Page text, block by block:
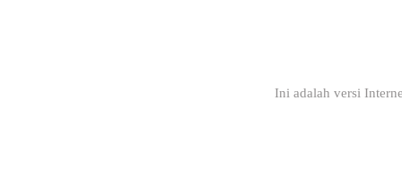
Ini adalah versi